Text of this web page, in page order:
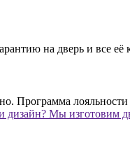
на дверь и все
Программа лояльности
Мы изготовим